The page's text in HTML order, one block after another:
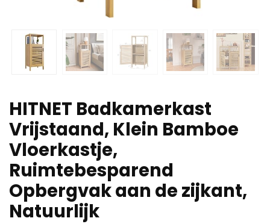
HITNET Badkamerkast
Vrijstaand, Klein Bamboe
Vloerkastje,
Ruimtebesparend
Opbergvak aan de zijkant,
Natuurlijk